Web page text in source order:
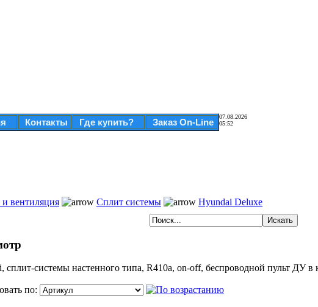
Контакты Где купить? Заказ On-Line
07.08.2026
05:52
вентиляция Сплит системы
Hyundai Deluxe
сплит-системы настенного типа, R410a, on-off, беспроводной пульт ДУ в
по: